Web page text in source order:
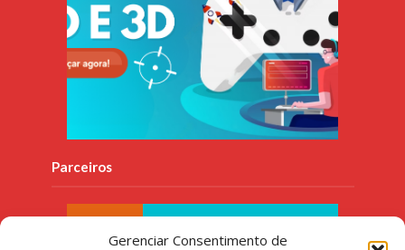
Gerenciar Consentimento de
Parceiros